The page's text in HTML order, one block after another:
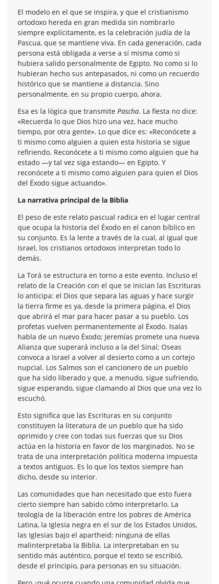
El modelo en el que se inspira, y que el cristianismo
ortodoxo hereda en gran medida sin nombrarlo
siempre explícitamente, es la celebración judía de la
Pascua, que se mantiene viva. En cada generación, cada
persona está obligada a verse a sí misma como si
hubiera salido personalmente de Egipto. No como si lo
hubieran hecho sus antepasados, ni como un recuerdo
histórico que se mantiene a distancia. Sino
personalmente, en su propio cuerpo, ahora.
Esa es la lógica que transmite Pascha. La fiesta no dice:
«Recuerda lo que Dios hizo una vez, hace mucho
tiempo, por otra gente». Lo que dice es: «Reconócete a
ti mismo como alguien a quien esta historia se sigue
refiriendo. Reconócete a ti mismo como alguien que ha
estado —y tal vez siga estando— en Egipto. Y
reconócete a ti mismo como alguien para quien el Dios
del Éxodo sigue actuando».
La narrativa principal de la Biblia
El peso de este relato pascual radica en el lugar central
que ocupa la historia del Éxodo en el canon bíblico en
su conjunto. Es la lente a través de la cual, al igual que
Israel, los cristianos ortodoxos interpretan todo lo
demás.
La Torá se estructura en torno a este evento. Incluso el
relato de la Creación con el que se inician las Escrituras
lo anticipa: el Dios que separa las aguas y hace surgir
la tierra firme es ya, desde la primera página, el Dios
que abrirá el mar para hacer pasar a su pueblo. Los
profetas vuelven permanentemente al Éxodo. Isaías
habla de un nuevo Éxodo; Jeremías promete una nueva
Alianza que superará incluso a la del Sinaí; Oseas
convoca a Israel a volver al desierto como a un cortejo
nupcial. Los Salmos son el cancionero de un pueblo
que ha sido liberado y que, a menudo, sigue sufriendo,
sigue esperando, sigue clamando al Dios que una vez lo
escuchó.
Esto significa que las Escrituras en su conjunto
constituyen la literatura de un pueblo que ha sido
oprimido y cree con todas sus fuerzas que su Dios
actúa en la historia en favor de los marginados. No se
trata de una interpretación política moderna impuesta
a textos antiguos. Es lo que los textos siempre han
dicho, desde su interior.
Las comunidades que han necesitado que esto fuera
cierto siempre han sabido cómo interpretarlo. La
teología de la liberación entre los pobres de América
Latina, la Iglesia negra en el sur de los Estados Unidos,
las Iglesias bajo el apartheid: ninguna de ellas
malinterpretaba la Biblia. La interpretaban en su
sentido más auténtico, porque el texto se escribió,
desde el principio, para personas en su situación.